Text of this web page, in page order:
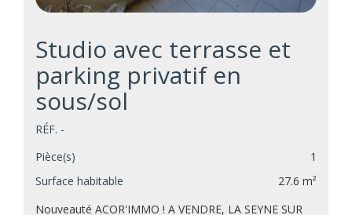
Studio avec terrasse et
parking privatif en
sous/sol
RÉF. -
Pièce(s)
1
Surface habitable
27.6 m²
Nouveauté ACOR'IMMO ! A VENDRE, LA SEYNE SUR